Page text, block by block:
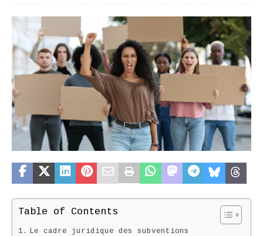
Table of Contents
Le cadre juridique des subventions